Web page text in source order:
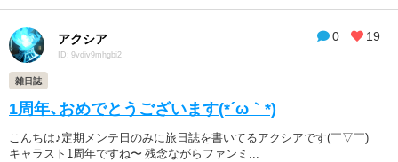
0 19
アクシア
ID: 9vdiv9mhgbi2
雑日誌
1周年、おめでとうございます(*´ω｀*)
こんちは♪定期メンテ日のみに旅日誌を書いてるアクシアです(￣▽￣)ゞ
キャラスト1周年ですね〜 残念ながらファンミ...